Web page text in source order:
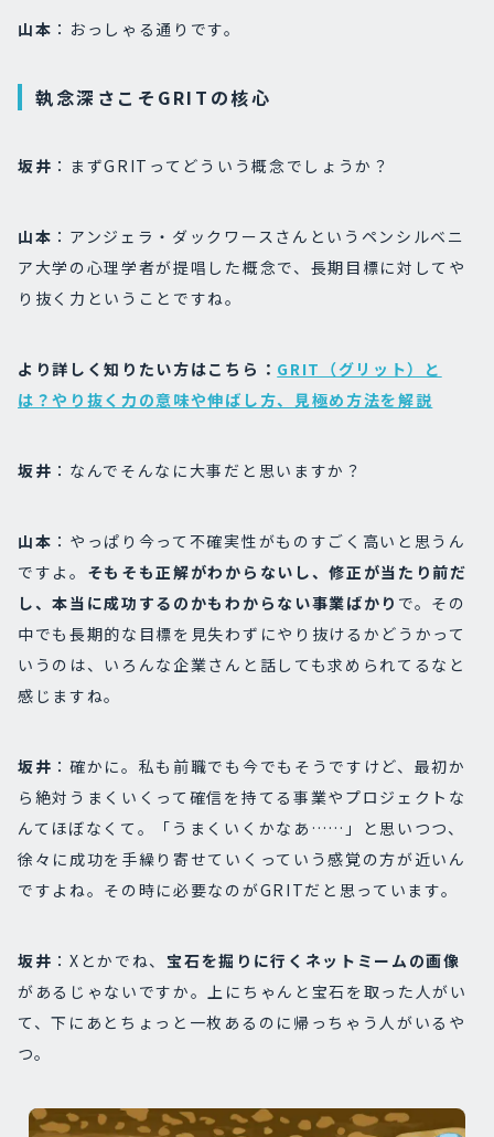
山本 ：おっしゃる通りです。
執念深さこそGRITの核心
坂井 ：まずGRITってどういう概念でしょうか？
山本 ：アンジェラ・ダックワースさんというペンシルベニ
ア大学の心理学者が提唱した概念で、長期目標に対してや
り抜く力ということですね。
より詳しく知りたい方はこちら： GRIT（グリット）と
は？やり抜く力の意味や伸ばし方、見極め方法を解説
坂井 ：なんでそんなに大事だと思いますか？
山本 ：やっぱり今って不確実性がものすごく高いと思うん
ですよ。 そもそも正解がわからないし、修正が当たり前だ
し、本当に成功するのかもわからない事業ばかり で。その
中でも長期的な目標を見失わずにやり抜けるかどうかって
いうのは、いろんな企業さんと話しても求められてるなと
感じますね。
坂井 ：確かに。私も前職でも今でもそうですけど、最初か
ら絶対うまくいくって確信を持てる事業やプロジェクトな
んてほぼなくて。「うまくいくかなあ……」と思いつつ、
徐々に成功を手繰り寄せていくっていう感覚の方が近いん
ですよね。その時に必要なのがGRITだと思っています。
坂井 ：Xとかでね、 宝石を掘りに行くネットミームの画像
があるじゃないですか。上にちゃんと宝石を取った人がい
て、下にあとちょっと一枚あるのに帰っちゃう人がいるや
つ。